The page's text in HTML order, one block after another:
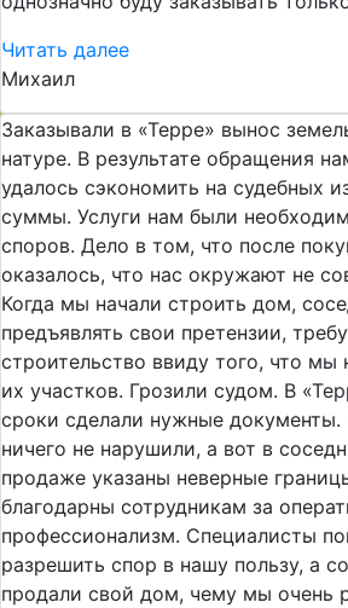
Читать далее
Михаил
Заказывали в «Терре» вынос
натуре. В результате обращения
удалось сэкономить на судебных
суммы. Услуги нам были
споров. Дело в том, что после
оказалось, что нас окружают не
Когда мы начали строить дом,
предъявлять свои претензии,
строительство ввиду того, что
их участков. Грозили судом. В
сроки сделали нужные документы.
ничего не нарушили, а вот в
продаже указаны неверные
благодарны сотрудникам за
профессионализм. Специалисты
разрешить спор в нашу пользу, а
продали свой дом, чему мы очень